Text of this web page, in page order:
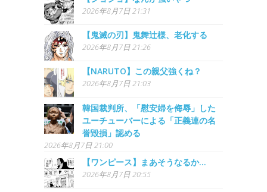
2026年8月7日 21:31
【鬼滅の刃】鬼舞辻様、老化する
2026年8月7日 21:26
【NARUTO】この親父強くね？
2026年8月7日 21:03
韓国裁判所、「慰安婦を侮辱」した
ユーチューバーによる「正義連の名
誉毀損」認める
2026年8月7日 21:00
【ワンピース】まあそうなるか…
2026年8月7日 20:55